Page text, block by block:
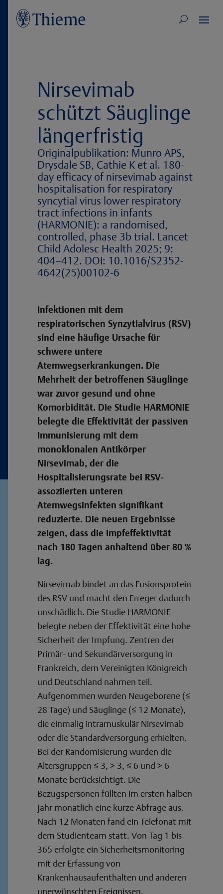
Nirsevimab
schützt Säuglinge
längerfristig
Originalpublikation: Munro APS,
Drysdale SB, Cathie K et al. 180-
day efficacy of nirsevimab against
hospitalisation for respiratory
syncytial virus lower respiratory
tract infections in infants
(HARMONIE): a randomised,
controlled, phase 3b trial. Lancet
Child Adolesc Health 2025; 9:
404–412. DOI: 10.1016/S2352-
4642(25)00102-6
Infektionen mit dem
respiratorischen Synzytialvirus (RSV)
sind eine häufige Ursache für
schwere untere
Atemwegserkrankungen. Die
Mehrheit der betroffenen Säuglinge
war zuvor gesund und ohne
Komorbidität. Die Studie HARMONIE
belegte die Effektivität der passiven
Immunisierung mit dem
monoklonalen Antikörper
Nirsevimab, der die
Hospitalisierungsrate bei RSV-
assoziierten unteren
Atemwegsinfekten signifikant
reduzierte. Die neuen Ergebnisse
zeigen, dass die Impfeffektivität
nach 180 Tagen anhaltend über 80 %
lag.
Nirsevimab bindet an das Fusionsprotein
des RSV und macht den Erreger dadurch
unschädlich. Die Studie HARMONIE
belegte neben der Effektivität eine hohe
Sicherheit der Impfung. Zentren der
Primär- und Sekundärversorgung in
Frankreich, dem Vereinigten Königreich
und Deutschland nahmen teil.
Aufgenommen wurden Neugeborene (≤
28 Tage) und Säuglinge (≤ 12 Monate),
die einmalig intramuskulär Nirsevimab
oder die Standardversorgung erhielten.
Bei der Randomisierung wurden die
Altersgruppen ≤ 3, > 3, ≤ 6 und > 6
Monate berücksichtigt. Die
Bezugspersonen füllten im ersten halben
Jahr monatlich eine kurze Abfrage aus.
Nach 12 Monaten fand ein Telefonat mit
dem Studienteam statt. Von Tag 1 bis
365 erfolgte ein Sicherheitsmonitoring
mit der Erfassung von
Krankenhausaufenthalten und anderen
unerwünschten Ereignissen.